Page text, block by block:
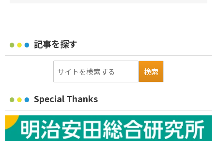
記事を探す
Special Thanks